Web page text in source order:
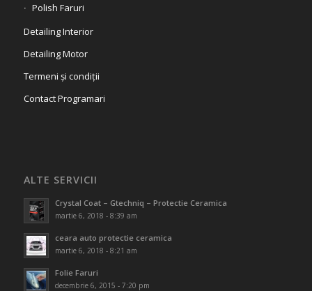
Polish Faruri
Detailing Interior
Detailing Motor
Termeni și condiții
Contact Programari
ALTE SERVICII
Crystal Coat – Gtechniq – Protectie Ceramica
martie 6, 2018 - 8:39 am
ceara auto protectie ceramica
martie 6, 2018 - 8:21 am
Folie Faruri
decembrie 6, 2015 - 7:20 pm